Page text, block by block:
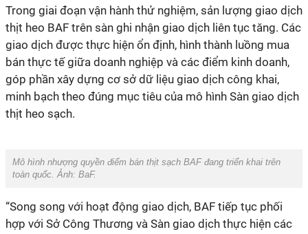
Trong giai đoạn vận hành thử nghiệm, sản lượng giao dịch
thịt heo BAF trên sàn ghi nhận giao dịch liên tục tăng. Các
giao dịch được thực hiện ổn định, hình thành luồng mua
bán thực tế giữa doanh nghiệp và các điểm kinh doanh,
góp phần xây dựng cơ sở dữ liệu giao dịch công khai,
minh bạch theo đúng mục tiêu của mô hình Sàn giao dịch
thịt heo sạch.
‎Mô hình nhượng quyền điểm bán thịt sạch BAF đang triển khai trên
toàn quốc. Ảnh: BaF.
“Song song với hoạt động giao dịch, BAF tiếp tục phối
hợp với Sở Công Thương và Sàn giao dịch thực hiện các